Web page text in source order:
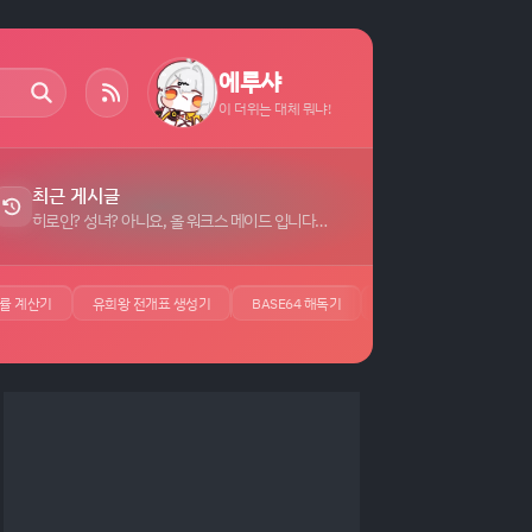
에루샤
이 더위는 대체 뭐냐!
최근 게시글
히로인? 성녀? 아니요, 올 워크스 메이드 입니다! (자랑) 자막 (7)
계산기 유희왕 전개표 생성기 BASE64 해독기